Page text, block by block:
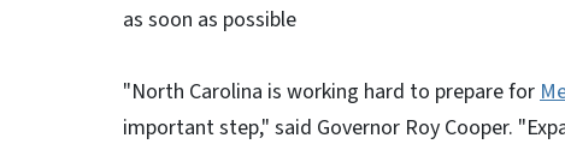
as soon as possible
"North Carolina is working hard to prepare for
important step," said Governor Roy Cooper.